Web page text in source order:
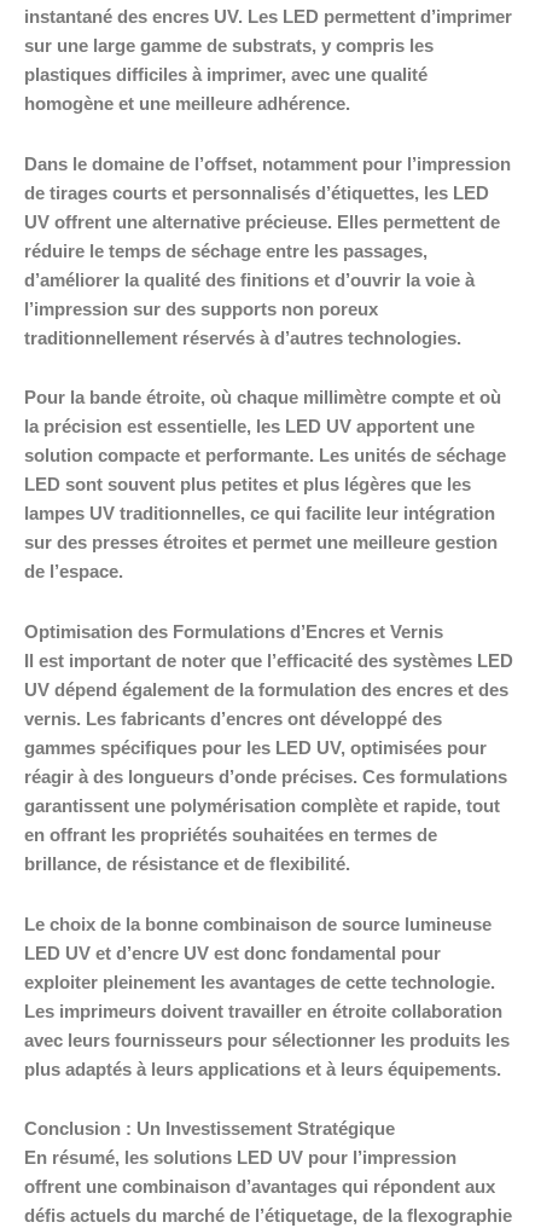
instantané des encres UV. Les LED permettent d’imprimer
sur une large gamme de substrats, y compris les
plastiques difficiles à imprimer, avec une qualité
homogène et une meilleure adhérence.
Dans le domaine de l’offset, notamment pour l’impression
de tirages courts et personnalisés d’étiquettes, les LED
UV offrent une alternative précieuse. Elles permettent de
réduire le temps de séchage entre les passages,
d’améliorer la qualité des finitions et d’ouvrir la voie à
l’impression sur des supports non poreux
traditionnellement réservés à d’autres technologies.
Pour la bande étroite, où chaque millimètre compte et où
la précision est essentielle, les LED UV apportent une
solution compacte et performante. Les unités de séchage
LED sont souvent plus petites et plus légères que les
lampes UV traditionnelles, ce qui facilite leur intégration
sur des presses étroites et permet une meilleure gestion
de l’espace.
Optimisation des Formulations d’Encres et Vernis
Il est important de noter que l’efficacité des systèmes LED
UV dépend également de la formulation des encres et des
vernis. Les fabricants d’encres ont développé des
gammes spécifiques pour les LED UV, optimisées pour
réagir à des longueurs d’onde précises. Ces formulations
garantissent une polymérisation complète et rapide, tout
en offrant les propriétés souhaitées en termes de
brillance, de résistance et de flexibilité.
Le choix de la bonne combinaison de source lumineuse
LED UV et d’encre UV est donc fondamental pour
exploiter pleinement les avantages de cette technologie.
Les imprimeurs doivent travailler en étroite collaboration
avec leurs fournisseurs pour sélectionner les produits les
plus adaptés à leurs applications et à leurs équipements.
Conclusion : Un Investissement Stratégique
En résumé, les solutions LED UV pour l’impression
offrent une combinaison d’avantages qui répondent aux
défis actuels du marché de l’étiquetage, de la flexographie